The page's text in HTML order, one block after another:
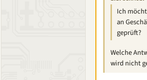
Ich
an
geprüft?
Welche
wird nicht